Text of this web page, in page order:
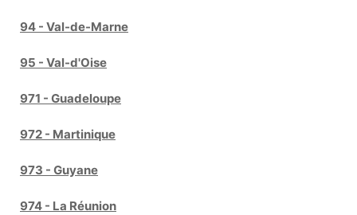
94 - Val-de-Marne
95 - Val-d'Oise
971 - Guadeloupe
972 - Martinique
973 - Guyane
974 - La Réunion